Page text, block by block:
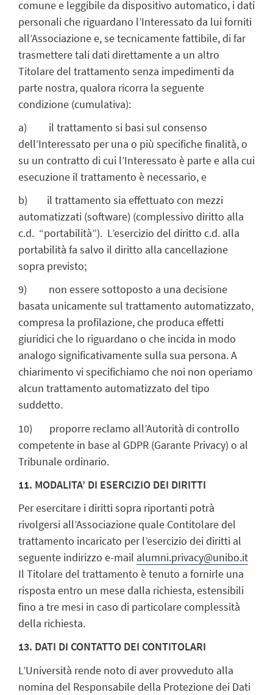
comune e leggibile da dispositivo automatico, i dati
personali che riguardano l’Interessato da lui forniti
all’Associazione e, se tecnicamente fattibile, di far
trasmettere tali dati direttamente a un altro
Titolare del trattamento senza impedimenti da
parte nostra, qualora ricorra la seguente
condizione (cumulativa):
a) il trattamento si basi sul consenso
dell’Interessato per una o più specifiche finalità, o
su un contratto di cui l’Interessato è parte e alla cui
esecuzione il trattamento è necessario, e
b) il trattamento sia effettuato con mezzi
automatizzati (software) (complessivo diritto alla
c.d. “portabilità”). L’esercizio del diritto c.d. alla
portabilità fa salvo il diritto alla cancellazione
sopra previsto;
9) non essere sottoposto a una decisione
basata unicamente sul trattamento automatizzato,
compresa la profilazione, che produca effetti
giuridici che lo riguardano o che incida in modo
analogo significativamente sulla sua persona. A
chiarimento vi specifichiamo che noi non operiamo
alcun trattamento automatizzato del tipo
suddetto.
10) proporre reclamo all’Autorità di controllo
competente in base al GDPR (Garante Privacy) o al
Tribunale ordinario.
11. MODALITA’ DI ESERCIZIO DEI DIRITTI
Per esercitare i diritti sopra riportanti potrà
rivolgersi all’Associazione quale Contitolare del
trattamento incaricato per l’esercizio dei diritti al
seguente indirizzo e-mail alumni.privacy@unibo.it
Il Titolare del trattamento è tenuto a fornirle una
risposta entro un mese dalla richiesta, estensibili
fino a tre mesi in caso di particolare complessità
della richiesta.
13. DATI DI CONTATTO DEI CONTITOLARI
L’Università rende noto di aver provveduto alla
nomina del Responsabile della Protezione dei Dati